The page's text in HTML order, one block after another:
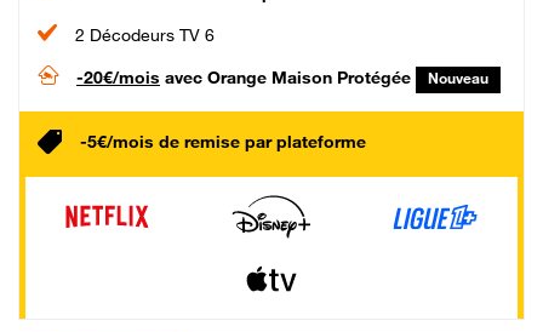
2 Décodeurs TV 6
-20€/mois avec Orange Maison Protégée Nouveau
-5€/mois de remise par plateforme